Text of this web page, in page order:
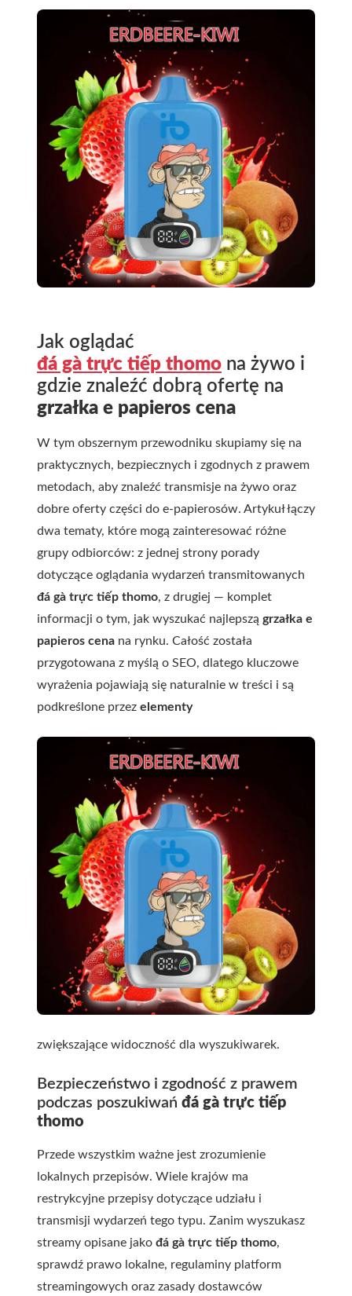
Jak oglądać
đá gà trực tiếp thomo na żywo i
gdzie znaleźć dobrą ofertę na
grzałka e papieros cena
W tym obszernym przewodniku skupiamy się na
praktycznych, bezpiecznych i zgodnych z prawem
metodach, aby znaleźć transmisje na żywo oraz
dobre oferty części do e-papierosów. Artykuł łączy
dwa tematy, które mogą zainteresować różne
grupy odbiorców: z jednej strony porady
dotyczące oglądania wydarzeń transmitowanych
đá gà trực tiếp thomo, z drugiej — komplet
informacji o tym, jak wyszukać najlepszą grzałka e
papieros cena na rynku. Całość została
przygotowana z myślą o SEO, dlatego kluczowe
wyrażenia pojawiają się naturalnie w treści i są
podkreślone przez elementy
zwiększające widoczność dla wyszukiwarek.
Bezpieczeństwo i zgodność z prawem
podczas poszukiwań đá gà trực tiếp
thomo
Przede wszystkim ważne jest zrozumienie
lokalnych przepisów. Wiele krajów ma
restrykcyjne przepisy dotyczące udziału i
transmisji wydarzeń tego typu. Zanim wyszukasz
streamy opisane jako đá gà trực tiếp thomo,
sprawdź prawo lokalne, regulaminy platform
streamingowych oraz zasady dostawców